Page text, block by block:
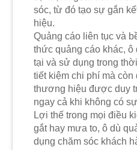
sóc, từ đó tạo sự gắn
hiệu.
Quảng cáo liên tục và
thức quảng cáo khác, ô
tại và sử dụng trong
tiết kiệm chi phí mà
thương hiệu được duy
ngay cả khi không có
Lợi thế trong mọi điều
gắt hay mưa to, ô dù
dụng chăm sóc khách